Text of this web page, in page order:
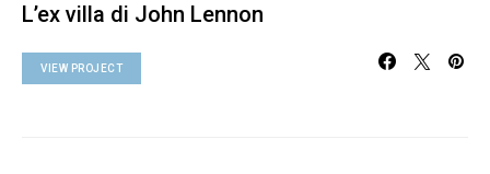
L’ex villa di John Lennon
VIEW PROJECT